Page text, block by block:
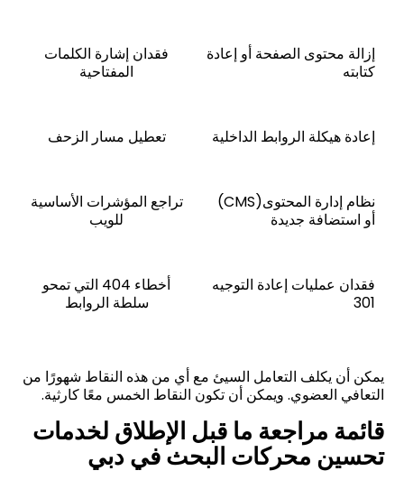
إزالة محتوى الصفحة أو إعادة
كتابته
فقدان إشارة الكلمات
المفتاحية
إعادة هيكلة الروابط الداخلية تعطيل مسار الزحف
نظام إدارة المحتوى(CMS)
أو استضافة جديدة
تراجع المؤشرات الأساسية
للويب
فقدان عمليات إعادة التوجيه
301
أخطاء 404 التي تمحو
سلطة الروابط
يمكن أن يكلف التعامل السيئ مع أي من هذه النقاط شهورًا من
التعافي العضوي. ويمكن أن تكون النقاط الخمس معًا كارثية.
قائمة مراجعة ما قبل الإطلاق لخدمات
تحسين محركات البحث في دبي